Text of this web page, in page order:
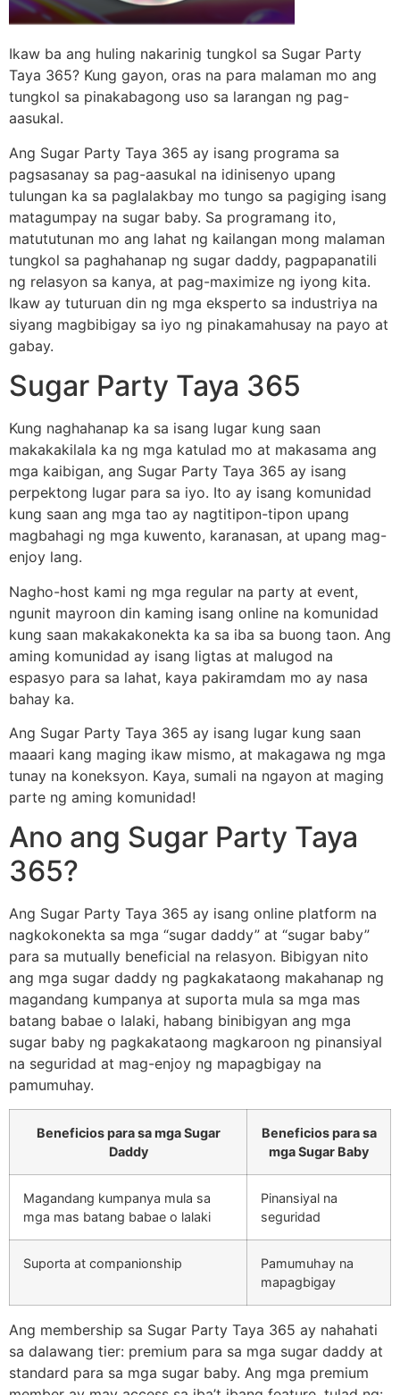
Ikaw ba ang huling nakarinig tungkol sa Sugar Party
Taya 365? Kung gayon, oras na para malaman mo ang
tungkol sa pinakabagong uso sa larangan ng pag-
aasukal.
Ang Sugar Party Taya 365 ay isang programa sa
pagsasanay sa pag-aasukal na idinisenyo upang
tulungan ka sa paglalakbay mo tungo sa pagiging isang
matagumpay na sugar baby. Sa programang ito,
matututunan mo ang lahat ng kailangan mong malaman
tungkol sa paghahanap ng sugar daddy, pagpapanatili
ng relasyon sa kanya, at pag-maximize ng iyong kita.
Ikaw ay tuturuan din ng mga eksperto sa industriya na
siyang magbibigay sa iyo ng pinakamahusay na payo at
gabay.
Sugar Party Taya 365
Kung naghahanap ka sa isang lugar kung saan
makakakilala ka ng mga katulad mo at makasama ang
mga kaibigan, ang Sugar Party Taya 365 ay isang
perpektong lugar para sa iyo. Ito ay isang komunidad
kung saan ang mga tao ay nagtitipon-tipon upang
magbahagi ng mga kuwento, karanasan, at upang mag-
enjoy lang.
Nagho-host kami ng mga regular na party at event,
ngunit mayroon din kaming isang online na komunidad
kung saan makakakonekta ka sa iba sa buong taon. Ang
aming komunidad ay isang ligtas at malugod na
espasyo para sa lahat, kaya pakiramdam mo ay nasa
bahay ka.
Ang Sugar Party Taya 365 ay isang lugar kung saan
maaari kang maging ikaw mismo, at makagawa ng mga
tunay na koneksyon. Kaya, sumali na ngayon at maging
parte ng aming komunidad!
Ano ang Sugar Party Taya
365?
Ang Sugar Party Taya 365 ay isang online platform na
nagkokonekta sa mga “sugar daddy” at “sugar baby”
para sa mutually beneficial na relasyon. Bibigyan nito
ang mga sugar daddy ng pagkakataong makahanap ng
magandang kumpanya at suporta mula sa mga mas
batang babae o lalaki, habang binibigyan ang mga
sugar baby ng pagkakataong magkaroon ng pinansiyal
na seguridad at mag-enjoy ng mapagbigay na
pamumuhay.
Beneficios para sa mga Sugar
Daddy
Beneficios para sa
mga Sugar Baby
Magandang kumpanya mula sa
mga mas batang babae o lalaki
Pinansiyal na
seguridad
Suporta at companionship
Pamumuhay na
mapagbigay
Ang membership sa Sugar Party Taya 365 ay nahahati
sa dalawang tier: premium para sa mga sugar daddy at
standard para sa mga sugar baby. Ang mga premium